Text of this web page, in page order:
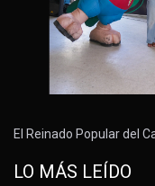
El Reinado Popular del
LO MÁS LEÍDO